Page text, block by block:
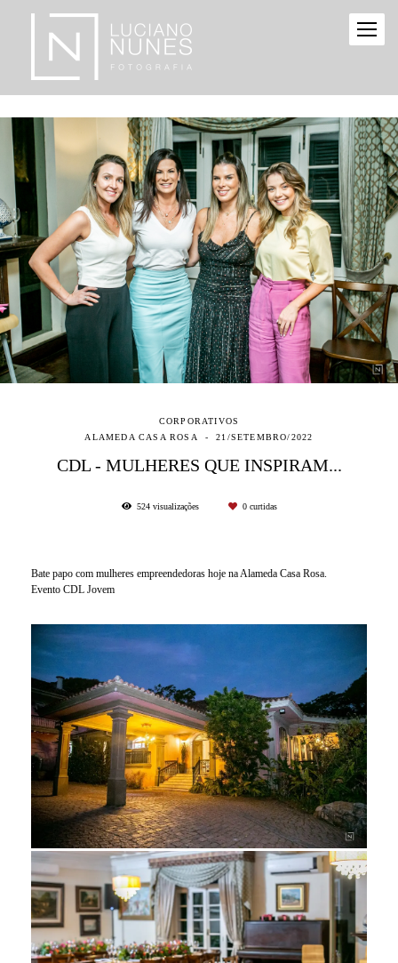
CORPORATIVOS
ALAMEDA CASA ROSA
21/SETEMBRO/2022
CDL - MULHERES QUE INSPIRAM...
524visualizações 0curtidas
Bate papo com mulheres empreendedoras hoje na Alameda Casa Rosa.
Evento CDL Jovem